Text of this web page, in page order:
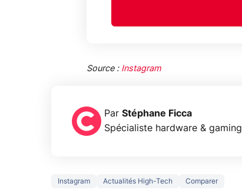
Source : Instagram
Par Stéphane Ficca
Spécialiste hardware & gaming
Instagram Actualités High-Tech Comparer